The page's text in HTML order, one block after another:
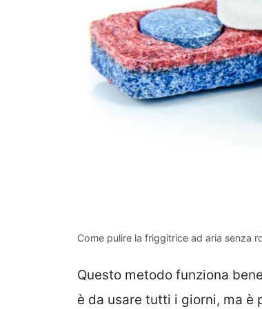
Come pulire la friggitrice ad aria senza
Questo metodo funziona
è da usare tutti i giorni, ma è